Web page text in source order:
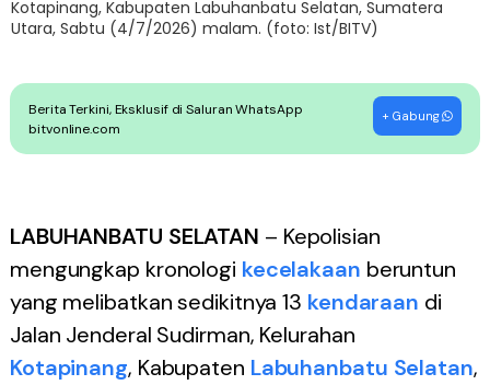
Kotapinang, Kabupaten Labuhanbatu Selatan, Sumatera
Utara, Sabtu (4/7/2026) malam. (foto: Ist/BITV)
Berita Terkini, Eksklusif di Saluran WhatsApp
bitvonline.com
+ Gabung
LABUHANBATU SELATAN – Kepolisian
mengungkap kronologi kecelakaan beruntun
yang melibatkan sedikitnya 13 kendaraan di
Jalan Jenderal Sudirman, Kelurahan
Kotapinang, Kabupaten Labuhanbatu Selatan,